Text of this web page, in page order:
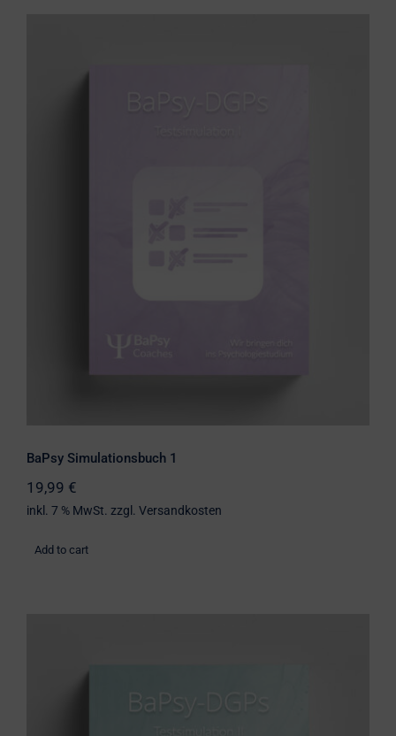
BaPsy Simulationsbuch 1
19,99 €
inkl. 7 % MwSt. zzgl. Versandkosten
Add to cart